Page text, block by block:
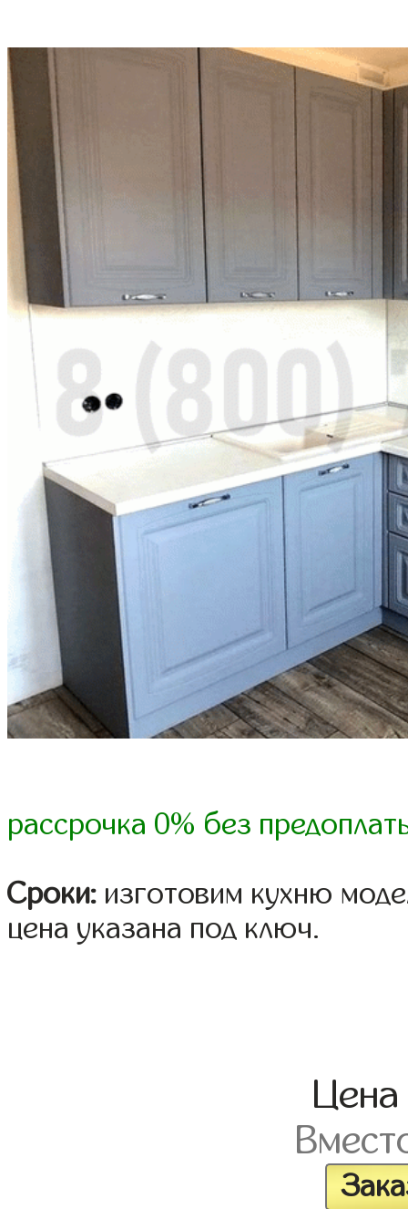
рассрочка 0% без
Сроки: изготовим кухню
цена указана под ключ.